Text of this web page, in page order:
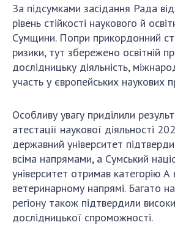
За підсумками засідання Рада
рівень стійкості наукового й
Сумщини. Попри прикордонний
ризики, тут збережено освітній
дослідницьку діяльність,
участь у європейських наукових
Особливу увагу приділили
атестації наукової діяльності
державний університет
всіма напрямами, а Сумський
університет отримав категорію А
ветеринарному напрямі. Багато
регіону також підтвердили
дослідницької спроможності.